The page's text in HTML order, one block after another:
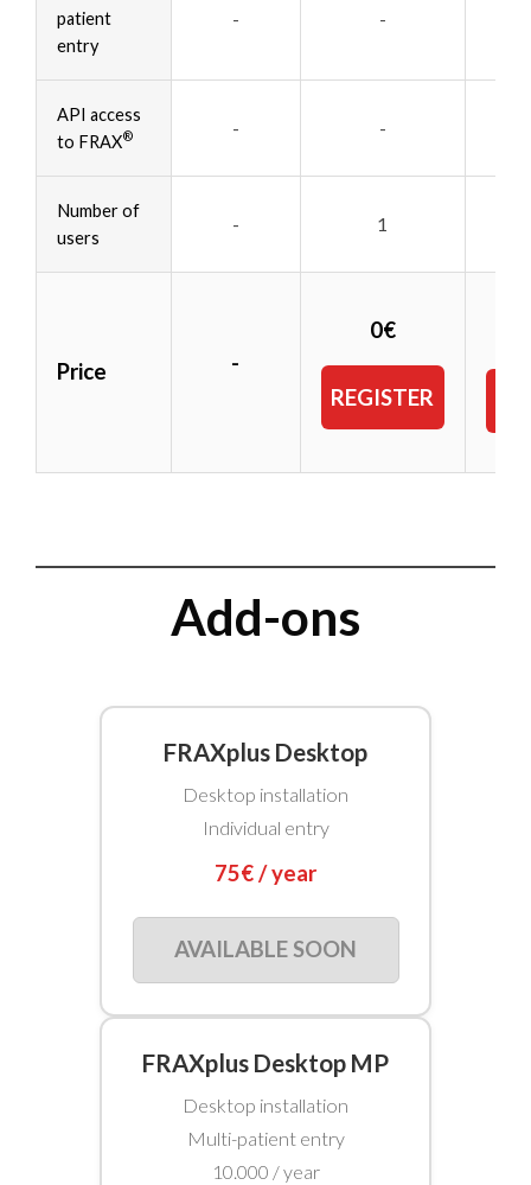
patient
entry
- -
API access
to FRAX® - -
Number of
users
- 1
Price -
0€
REGISTER
Add-ons
FRAXplus Desktop
Desktop installation
Individual entry
75€ / year
AVAILABLE SOON
FRAXplus Desktop MP
Desktop installation
Multi-patient entry
10.000 / year